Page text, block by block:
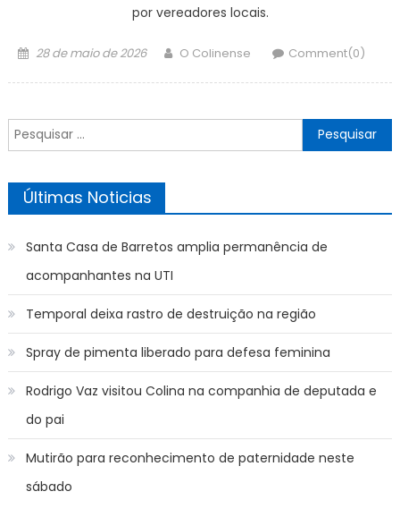
por vereadores locais.
Posted
28 de maio de 2026 Author
O Colinense Comment(0)
Pesquisar
por:
Últimas Noticias
Santa Casa de Barretos amplia permanência de
acompanhantes na UTI
Temporal deixa rastro de destruição na região
Spray de pimenta liberado para defesa feminina
Rodrigo Vaz visitou Colina na companhia de deputada e
do pai
Mutirão para reconhecimento de paternidade neste
sábado